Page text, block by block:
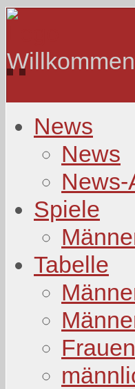
News
News
News-
Spiele
Tabelle